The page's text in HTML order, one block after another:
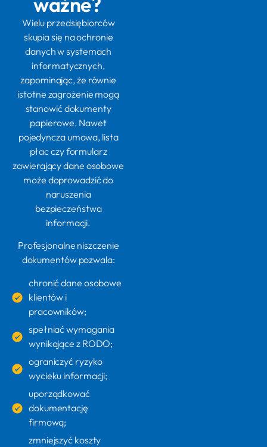
Wielu przedsiębiorców
skupia się na ochronie
danych w systemach
informatycznych,
zapominając, że równie
istotne zagrożenie mogą
stanowić dokumenty
papierowe. Nawet
pojedyncza umowa, lista
płac czy formularz
zawierający dane osobowe
może doprowadzić do
naruszenia
bezpieczeństwa
informacji.
Profesjonalne niszczenie
dokumentów pozwala:
chronić dane osobowe
klientów i
pracowników;
spełniać wymagania
wynikające z RODO;
ograniczyć ryzyko
wycieku informacji;
uporządkować
dokumentację
firmową;
zmniejszyć koszty